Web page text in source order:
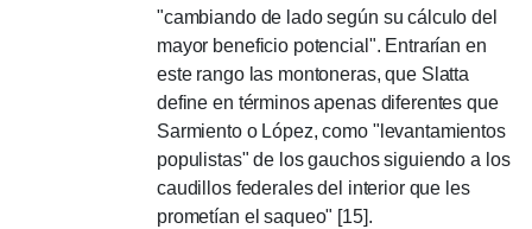
"cambiando de lado según su cálculo del
mayor beneficio potencial". Entrarían en
este rango las montoneras, que Slatta
define en términos apenas diferentes que
Sarmiento o López, como "levantamientos
populistas" de los gauchos siguiendo a los
caudillos federales del interior que les
prometían el saqueo" [15].